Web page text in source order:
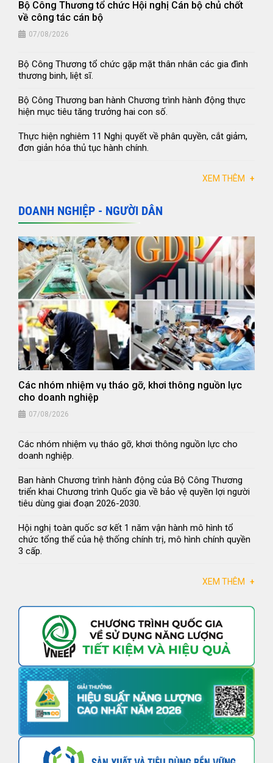
Bộ Công Thương tổ chức Hội nghị Cán bộ chủ chốt
về công tác cán bộ
07/08/2026
Bộ Công Thương tổ chức gặp mặt thân nhân các gia đình
thương binh, liệt sĩ.
Bộ Công Thương ban hành Chương trình hành động thực
hiện mục tiêu tăng trưởng hai con số.
Thực hiện nghiêm 11 Nghị quyết về phân quyền, cắt giảm,
đơn giản hóa thủ tục hành chính.
XEM THÊM +
DOANH NGHIỆP - NGƯỜI DÂN
Các nhóm nhiệm vụ tháo gỡ, khơi thông nguồn lực
cho doanh nghiệp
07/08/2026
Các nhóm nhiệm vụ tháo gỡ, khơi thông nguồn lực cho
doanh nghiệp.
Ban hành Chương trình hành động của Bộ Công Thương
triển khai Chương trình Quốc gia về bảo vệ quyền lợi người
tiêu dùng giai đoạn 2026-2030.
Hội nghị toàn quốc sơ kết 1 năm vận hành mô hình tổ
chức tổng thể của hệ thống chính trị, mô hình chính quyền
3 cấp.
XEM THÊM +